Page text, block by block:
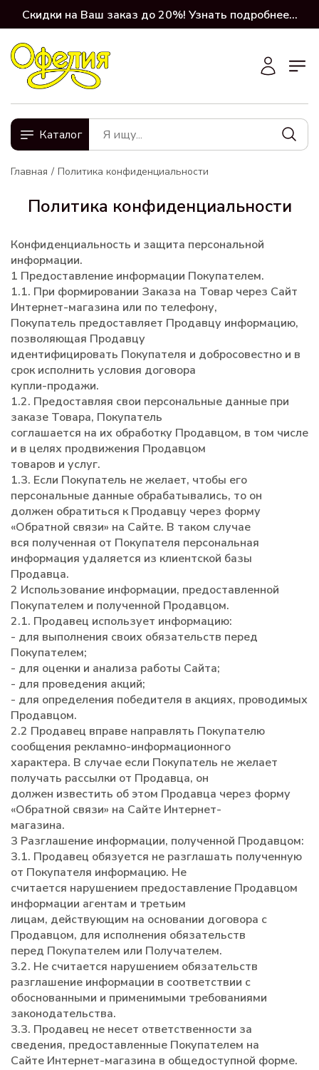
Скидки на Ваш заказ до 20%! Узнать подробнее...
Каталог
Главная Политика конфиденциальности
Политика конфиденциальности
Конфиденциальность и защита персональной
информации.
1 Предоставление информации Покупателем.
1.1. При формировании Заказа на Товар через Сайт
Интернет-магазина или по телефону,
Покупатель предоставляет Продавцу информацию,
позволяющая Продавцу
идентифицировать Покупателя и добросовестно и в
срок исполнить условия договора
купли-продажи.
1.2. Предоставляя свои персональные данные при
заказе Товара, Покупатель
соглашается на их обработку Продавцом, в том числе
и в целях продвижения Продавцом
товаров и услуг.
1.3. Если Покупатель не желает, чтобы его
персональные данные обрабатывались, то он
должен обратиться к Продавцу через форму
«Обратной связи» на Сайте. В таком случае
вся полученная от Покупателя персональная
информация удаляется из клиентской базы
Продавца.
2 Использование информации, предоставленной
Покупателем и полученной Продавцом.
2.1. Продавец использует информацию:
- для выполнения своих обязательств перед
Покупателем;
- для оценки и анализа работы Сайта;
- для проведения акций;
- для определения победителя в акциях, проводимых
Продавцом.
2.2 Продавец вправе направлять Покупателю
сообщения рекламно-информационного
характера. В случае если Покупатель не желает
получать рассылки от Продавца, он
должен известить об этом Продавца через форму
«Обратной связи» на Сайте Интернет-
магазина.
3 Разглашение информации, полученной Продавцом:
3.1. Продавец обязуется не разглашать полученную
от Покупателя информацию. Не
считается нарушением предоставление Продавцом
информации агентам и третьим
лицам, действующим на основании договора с
Продавцом, для исполнения обязательств
перед Покупателем или Получателем.
3.2. Не считается нарушением обязательств
разглашение информации в соответствии с
обоснованными и применимыми требованиями
законодательства.
3.3. Продавец не несет ответственности за
сведения, предоставленные Покупателем на
Сайте Интернет-магазина в общедоступной форме.